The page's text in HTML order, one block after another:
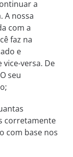
a
A nossa
com a
faz na
e
versa. De
seu
corretamente
com base nos